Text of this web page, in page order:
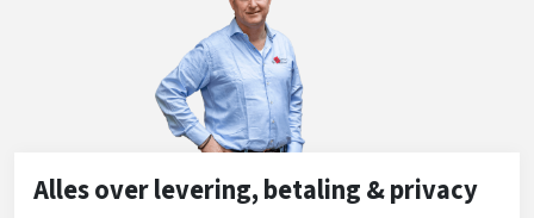
Alles over levering, betaling & privacy